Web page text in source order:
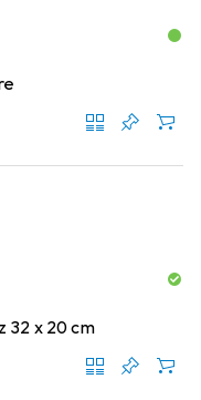
32 x 20 cm